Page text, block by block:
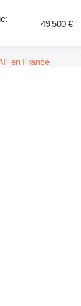
49 500 €
en France